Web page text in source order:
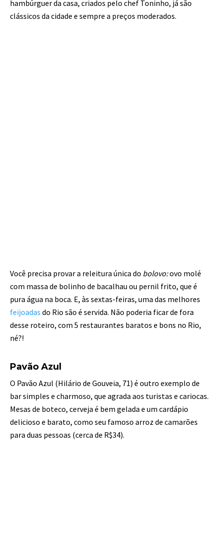
hambúrguer da casa, criados pelo chef Toninho, já são
clássicos da cidade e sempre a preços moderados.
Você precisa provar a releitura única do bolovo:ovo molé
com massa de bolinho de bacalhau ou pernil frito, que é
pura água na boca. E, às sextas-feiras, uma das melhores
feijoadas do Rio são é servida. Não poderia ficar de fora
desse roteiro, com 5 restaurantes baratos e bons no Rio,
né?!
Pavão Azul
O Pavão Azul (Hilário de Gouveia, 71) é outro exemplo de
bar simples e charmoso, que agrada aos turistas e cariocas.
Mesas de boteco, cerveja é bem gelada e um cardápio
delicioso e barato, como seu famoso arroz de camarões
para duas pessoas (cerca de R$34).